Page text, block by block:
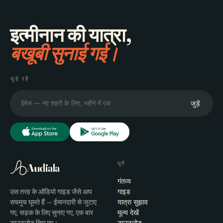
इत्मीनान की यात्रा,
बखूबी सुनाई गई।
जुड़े रहें
जुड़ें
Audiala
उस तरह के ऑडियो गाइड जैसे आप
सचमुच घूमते हैं — ईमानदारी से जुटाए
गए, सड़क के लिए सुनाए गए, एक बार
घूमें
गंतव्य
गाइड
यात्रा सुझाव
मूल्य देखें